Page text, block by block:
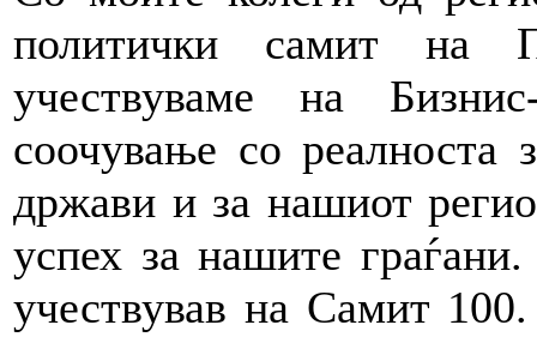
политички самит на
учествуваме на
соочување со реалноста
држави и за нашиот
успех за нашите
учествував на Самит